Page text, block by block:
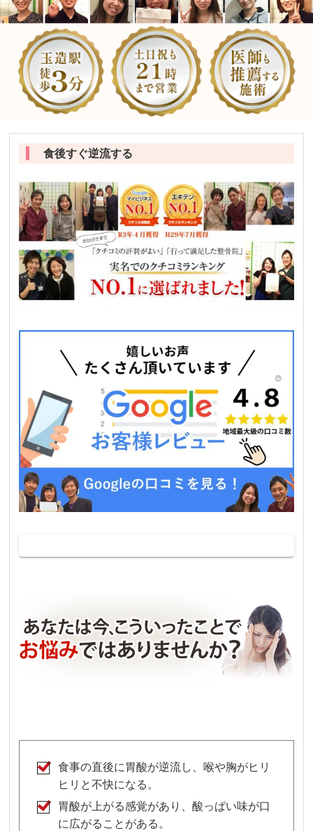
食後すぐ逆流する
食事の直後に胃酸が逆流し、喉や胸がヒリ
ヒリと不快になる。
胃酸が上がる感覚があり、酸っぱい味が口
に広がることがある。